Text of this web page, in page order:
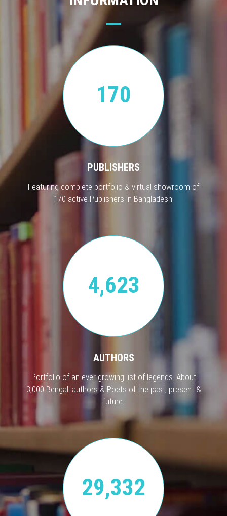
170
PUBLISHERS
Featuring complete portfolio & virtual showroom of
170 active Publishers in Bangladesh.
4,623
AUTHORS
Portfolio of an ever growing list of legends. About
3,000 Bengali authors & Poets of the past, present &
future.
29,332